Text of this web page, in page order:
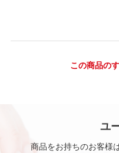
この商品の
ユ
商品をお持ちのお客様